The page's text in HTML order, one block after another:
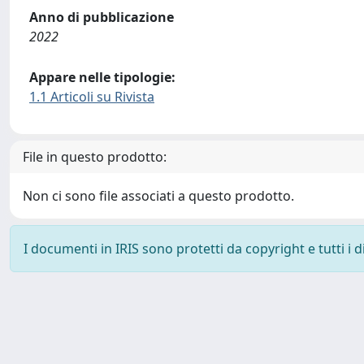
Anno di pubblicazione
2022
Appare nelle tipologie:
1.1 Articoli su Rivista
File in questo prodotto:
Non ci sono file associati a questo prodotto.
I documenti in IRIS sono protetti da copyright e tutti i